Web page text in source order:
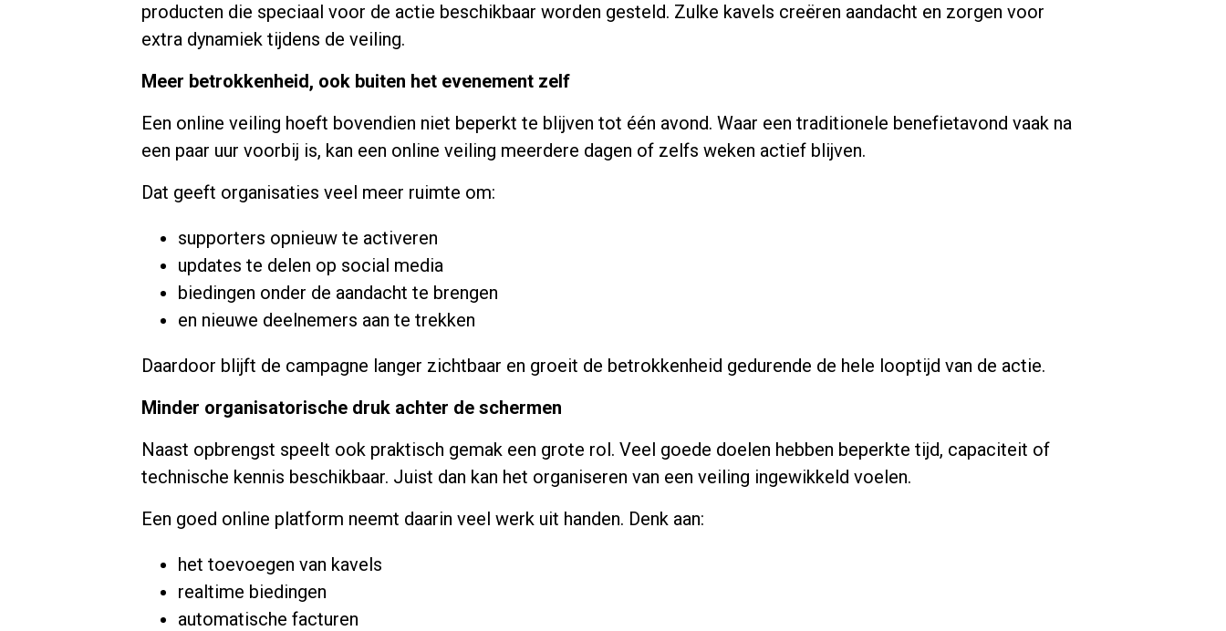
producten die speciaal voor de actie beschikbaar worden gesteld. Zulke kavels creëren aandacht en zorgen voor
extra dynamiek tijdens de veiling.
Meer betrokkenheid, ook buiten het evenement zelf
Een online veiling hoeft bovendien niet beperkt te blijven tot één avond. Waar een traditionele benefietavond vaak na
een paar uur voorbij is, kan een online veiling meerdere dagen of zelfs weken actief blijven.
Dat geeft organisaties veel meer ruimte om:
supporters opnieuw te activeren
updates te delen op social media
biedingen onder de aandacht te brengen
en nieuwe deelnemers aan te trekken
Daardoor blijft de campagne langer zichtbaar en groeit de betrokkenheid gedurende de hele looptijd van de actie.
Minder organisatorische druk achter de schermen
Naast opbrengst speelt ook praktisch gemak een grote rol. Veel goede doelen hebben beperkte tijd, capaciteit of
technische kennis beschikbaar. Juist dan kan het organiseren van een veiling ingewikkeld voelen.
Een goed online platform neemt daarin veel werk uit handen. Denk aan:
het toevoegen van kavels
realtime biedingen
automatische facturen